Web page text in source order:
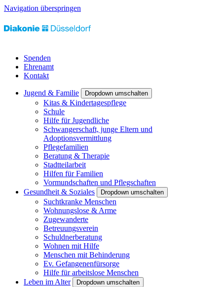
Navigation überspringen
Spenden
Ehrenamt
Kontakt
Jugend & Familie Dropdown umschalten
Kitas & Kindertagespflege
Schule
Hilfe für Jugendliche
Schwangerschaft, junge Eltern und
Adoptionsvermittlung
Pflegefamilien
Beratung & Therapie
Stadtteilarbeit
Hilfen für Familien
Vormundschaften und Pflegschaften
Gesundheit & Soziales
Dropdown umschalten
Suchtkranke Menschen
Wohnungslose & Arme
Zugewanderte
Betreuungsverein
Schuldnerberatung
Wohnen mit Hilfe
Menschen mit Behinderung
Ev. Gefangenenfürsorge
Hilfe für arbeitslose Menschen
Leben im Alter
Dropdown umschalten